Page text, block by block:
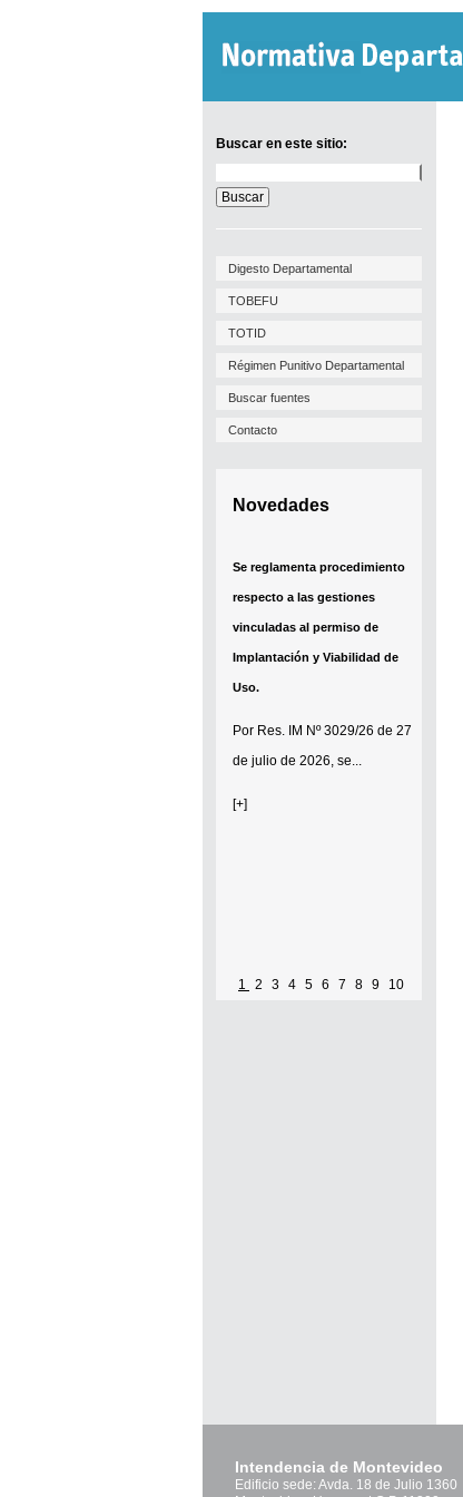
Buscar en este sitio:
en
este
sitio:
Digesto Departamental
TOBEFU
TOTID
Régimen Punitivo Departamental
Buscar fuentes
Contacto
Novedades
Se reglamenta procedimiento
respecto a las gestiones
vinculadas al permiso de
Implantación y Viabilidad de
Uso.
Por Res. IM Nº 3029/26 de 27
de julio de 2026, se...
[+]
1 2 3 4 5 6 7 8 9 10
Intendencia de Montevideo
Edificio sede: Avda. 18 de Julio 1360